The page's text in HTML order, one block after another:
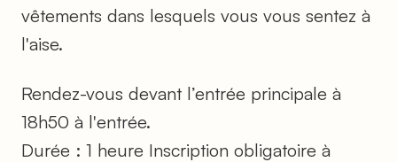
vêtements dans lesquels vous vous sentez à
l'aise.
Rendez-vous devant l’entrée principale à
18h50 à l'entrée.
Durée : 1 heure Inscription obligatoire à